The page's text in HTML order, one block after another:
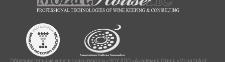
Образовательные услуги оказываются «ЧОУ ДПО «Академия Стиля «МоцартАрт